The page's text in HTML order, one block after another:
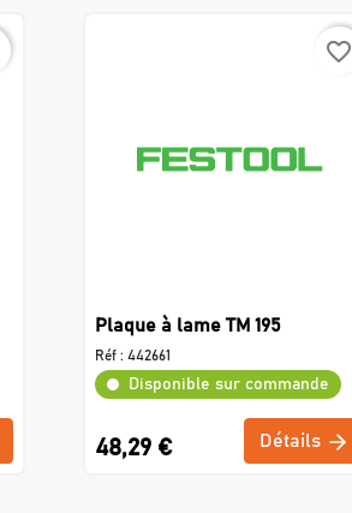
favorite_border
Plaque à lame TM 195
Réf : 442661
Disponible sur commande
48,29 € Détails